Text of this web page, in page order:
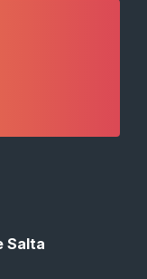
Salta